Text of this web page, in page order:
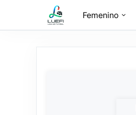
Femenino